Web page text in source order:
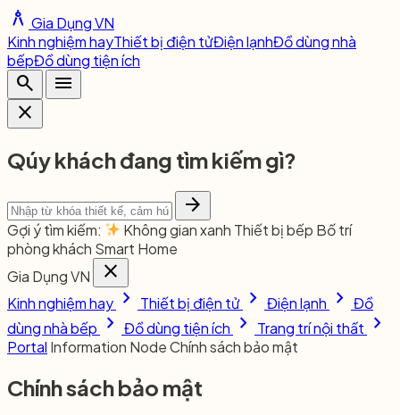
architecture Gia Dụng VN
Kinh nghiệm hayThiết bị điện tửĐiện lạnhĐồ dùng nhà
bếpĐồ dùng tiện ích
search
menu
close
Qúy khách đang tìm kiếm gì?
arrow_forward
Gợi ý tìm kiếm: Không gian xanh Thiết bị bếp Bố trí
phòng khách Smart Home
Gia Dụng VN
close
Kinh nghiệm hay chevron_right Thiết bị điện tử chevron_right Điện lạnh chevron_right Đồ
dùng nhà bếp chevron_right Đồ dùng tiện ích chevron_right Trang trí nội thất chevron_right
Portal Information NodeChính sách bảo mật
Chính sách bảo mật